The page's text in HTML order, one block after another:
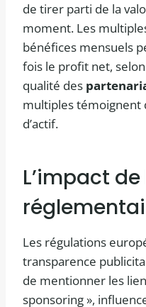
de tirer parti de la
moment. Les
bénéfices mensuels
fois le profit net,
qualité des
multiples témoignent
d’actif.
L’impact
Les régulations
transparence
de mentionner les
sponsoring »,